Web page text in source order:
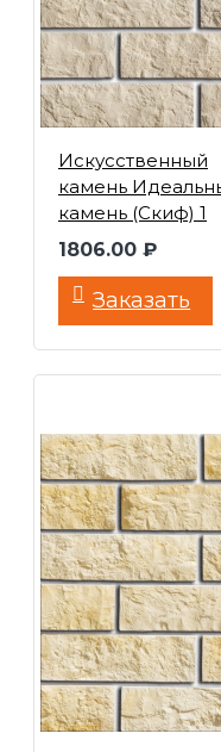
Искусственный
камень
камень (Скиф) 1
1806.00 ₽
Заказать